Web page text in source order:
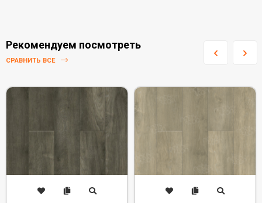
Рекомендуем посмотреть
СРАВНИТЬ ВСЕ